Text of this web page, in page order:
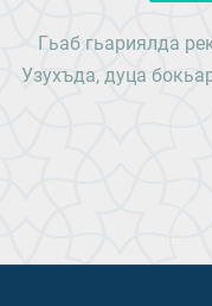
Гьаб гьариялда
Узухъда, дуца